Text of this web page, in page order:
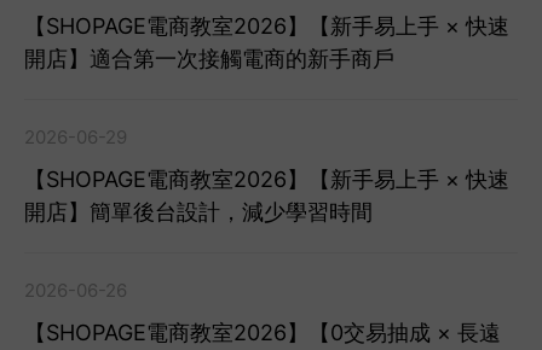
【SHOPAGE電商教室2026】【新手易上手 × 快速
開店】適合第一次接觸電商的新手商戶
2026-06-29
【SHOPAGE電商教室2026】【新手易上手 × 快速
開店】簡單後台設計，減少學習時間
2026-06-26
【SHOPAGE電商教室2026】【0交易抽成 × 長遠